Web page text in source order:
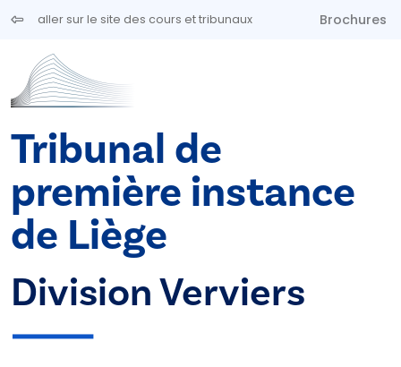
Aller au contenu principal
aller sur le site des cours et tribunaux Brochures
Tribunal de
première instance
de Liège
Division Verviers